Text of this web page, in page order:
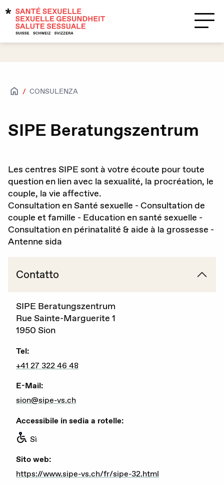
Accesso per tutte e tutti
Caratteristiche biologiche sessuali e
identità di genere
HIV / IST
Contraccezione
Gravidanza (voluta / non voluta)
Diritti sessuali
Politica
Standards di qualità
Advocacy
Newsletter
Attualità
CONSULENZA
SIPE Beratungszentrum
Les centres SIPE sont à votre écoute pour toute
question en lien avec la sexualité, la procréation, le
couple, la vie affective.
Consultation en Santé sexuelle - Consultation de
couple et famille - Education en santé sexuelle -
Consultation en périnatalité & aide à la grossesse -
Antenne sida
Contatto
SIPE Beratungszentrum
Rue Sainte-Marguerite 1
1950 Sion
Tel:
+41 27 322 46 48
E-Mail:
sion@sipe-vs.ch
Accessibile in sedia a rotelle:
Sì
Sito web:
https://www.sipe-vs.ch/fr/sipe-32.html